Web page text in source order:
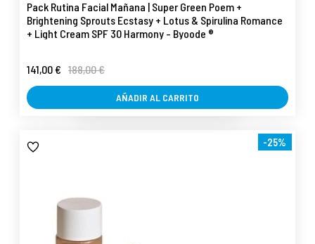
Pack Rutina Facial Mañana | Super Green Poem +
Brightening Sprouts Ecstasy + Lotus & Spirulina Romance
+ Light Cream SPF 30 Harmony - Byoode ®
141,00 € 188,00 €
AÑADIR AL CARRITO
-25%